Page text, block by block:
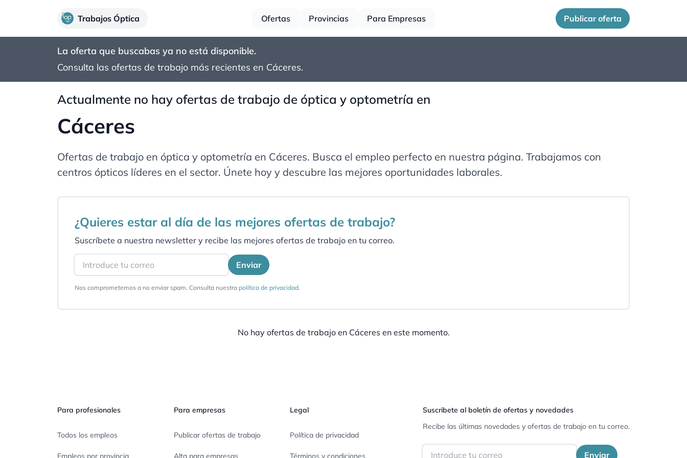
Trabajos Óptica Ofertas Provincias Para Empresas Publicar oferta
La oferta que buscabas ya no está disponible.
Consulta las ofertas de trabajo más recientes en Cáceres.
Actualmente no hay ofertas de trabajo de óptica y optometría en
Cáceres
Ofertas de trabajo en óptica y optometría en Cáceres. Busca el empleo perfecto en nuestra página. Trabajamos con
centros ópticos líderes en el sector. Únete hoy y descubre las mejores oportunidades laborales.
¿Quieres estar al día de las mejores ofertas de trabajo?
Suscríbete a nuestra newsletter y recibe las mejores ofertas de trabajo en tu correo.
Email Enviar
Nos comprometemos a no enviar spam. Consulta nuestra política de privacidad.
No hay ofertas de trabajo en Cáceres en este momento.
Para profesionales
Todos los empleos
Empleos por provincia
Para empresas
Publicar ofertas de trabajo
Alta para empresas
Legal
Política de privacidad
Términos y condiciones
Suscribete al boletín de ofertas y novedades
Recibe las últimas novedades y ofertas de trabajo en tu correo.
Email Enviar